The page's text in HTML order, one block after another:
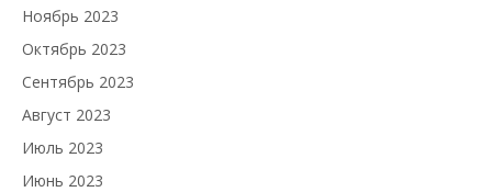
Ноябрь 2023
Октябрь 2023
Сентябрь 2023
Август 2023
Июль 2023
Июнь 2023